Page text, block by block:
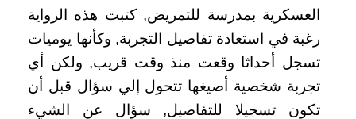
العسكرية بمدرسة للتمريض‏,‏ كتبت هذه الرواية
رغبة في استعادة تفاصيل التجربة‏,‏ وكأنها يوميات
تسجل أحداثا وقعت منذ وقت قريب‏,‏ ولكن أي
تجربة شخصية أصيغها تتحول إلي سؤال قبل أن
تكون تسجيلا للتفاصيل‏,‏ سؤال عن الشيء